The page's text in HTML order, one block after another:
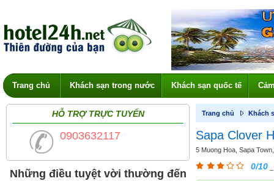
Trang chủ Khách sạn trong nước Khách sạn quốc tế
HỖ TRỢ TRỰC TUYẾN
0903632117
Những điều tuyệt vời thường đến
Trang chủ Khách
Sapa Clover
5 Muong Hoa, Sapa
0/10